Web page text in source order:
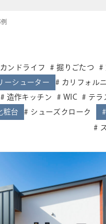
ンドライフ 掘りごたつ
ーシューター
カリフォル
造作キッチン WIC テラ
粧台
シューズクローク